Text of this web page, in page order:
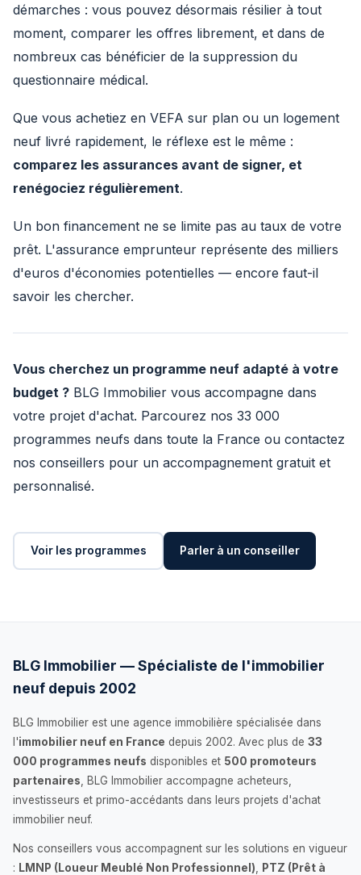
démarches : vous pouvez désormais résilier à tout
moment, comparer les offres librement, et dans de
nombreux cas bénéficier de la suppression du
questionnaire médical.
Que vous achetiez en VEFA sur plan ou un logement
neuf livré rapidement, le réflexe est le même :
comparez les assurances avant de signer, et
renégociez régulièrement.
Un bon financement ne se limite pas au taux de votre
prêt. L'assurance emprunteur représente des milliers
d'euros d'économies potentielles — encore faut-il
savoir les chercher.
Vous cherchez un programme neuf adapté à votre
budget ? BLG Immobilier vous accompagne dans
votre projet d'achat. Parcourez nos 33 000
programmes neufs dans toute la France ou contactez
nos conseillers pour un accompagnement gratuit et
personnalisé.
Voir les programmes Parler à un conseiller
BLG Immobilier — Spécialiste de l'immobilier
neuf depuis 2002
BLG Immobilier est une agence immobilière spécialisée dans
l'immobilier neuf en France depuis 2002. Avec plus de 33
000 programmes neufs disponibles et 500 promoteurs
partenaires , BLG Immobilier accompagne acheteurs,
investisseurs et primo-accédants dans leurs projets d'achat
immobilier neuf.
Nos conseillers vous accompagnent sur les solutions en vigueur
: LMNP (Loueur Meublé Non Professionnel)
PTZ (Prêt à